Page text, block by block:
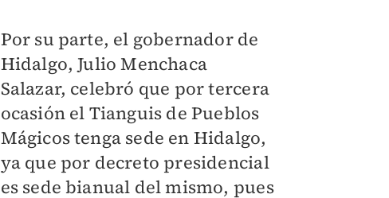
Por su parte, el gobernador de
Hidalgo, Julio Menchaca
Salazar, celebró que por tercera
ocasión el Tianguis de Pueblos
Mágicos tenga sede en Hidalgo,
ya que por decreto presidencial
es sede bianual del mismo, pues